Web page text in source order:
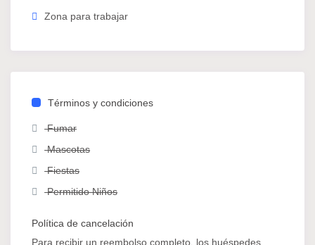
Zona para trabajar
Términos y condiciones
Fumar
Mascotas
Fiestas
Permitido Niños
Política de cancelación
Para recibir un reembolso completo, los huéspedes